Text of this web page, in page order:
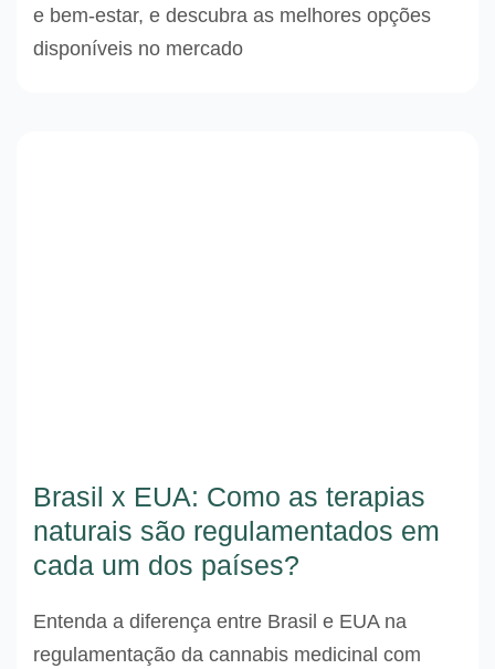
e bem-estar, e descubra as melhores opções
disponíveis no mercado
Brasil x EUA: Como as terapias
naturais são regulamentados em
cada um dos países?
Entenda a diferença entre Brasil e EUA na
regulamentação da cannabis medicinal com